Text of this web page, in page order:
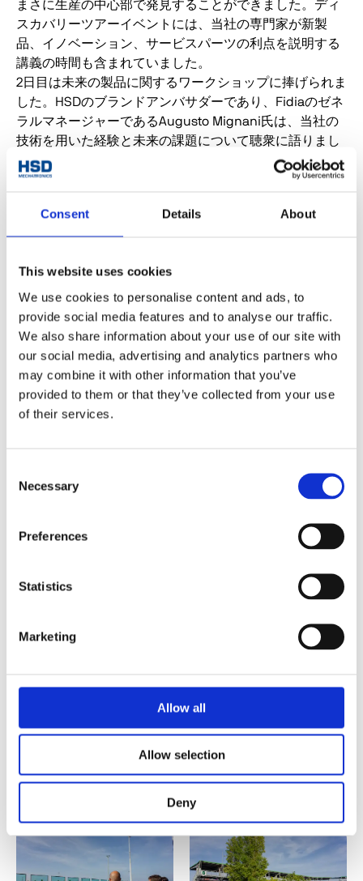
Consent Details About
This website uses cookies
We use cookies to personalise content and ads, to
provide social media features and to analyse our traffic.
We also share information about your use of our site with
our social media, advertising and analytics partners who
may combine it with other information that you’ve
provided to them or that they’ve collected from your use
of their services.
Selection
Necessary
Preferences
Statistics
Marketing
Allow all
Allow selection
Deny
まさに生産の中心部で発見することができました。ディ
スカバリーツアーイベントには、当社の専門家が新製
品、イノベーション、サービスパーツの利点を説明する
講義の時間も含まれていました。
2日目は未来の製品に関するワークショップに捧げられま
した。HSDのブランドアンバサダーであり、Fidiaのゼネ
ラルマネージャーであるAugusto Mignani氏は、当社の
技術を用いた経験と未来の課題について聴衆に語りまし
た。インタラクティブな時間では、HSDブランドの分析
と技術の進化にも焦点が当てられ、市場のニーズにます
アが生まれました。
技術とワークショップだけではありません。HSD製品の
Circuitでの特別なレジャー体験に参加する機会を得まし
た。サーキットとその秘密を訪れるプライベートツアー
と、二輪の世界にとって常に最も魅力的な場所の一つで
あるトラックを特権的に眺める体験です。